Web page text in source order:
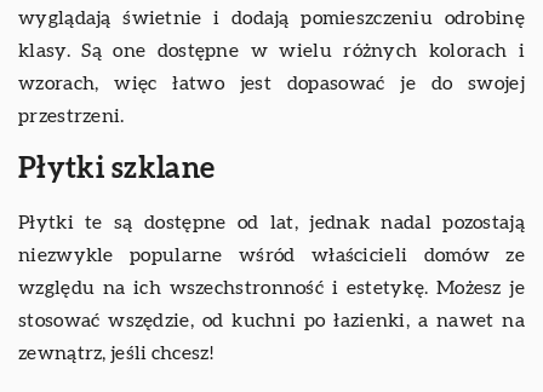
wyglądają świetnie i dodają pomieszczeniu odrobinę
klasy. Są one dostępne w wielu różnych kolorach i
wzorach, więc łatwo jest dopasować je do swojej
przestrzeni.
Płytki szklane
Płytki te są dostępne od lat, jednak nadal pozostają
niezwykle popularne wśród właścicieli domów ze
względu na ich wszechstronność i estetykę. Możesz je
stosować wszędzie, od kuchni po łazienki, a nawet na
zewnątrz, jeśli chcesz!